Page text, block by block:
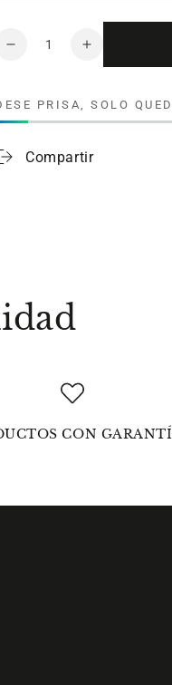
Cantidad
Reducir
Toalla
para
bordar
Bella
Aumentar
cantidad
Toalla
para
bordar
Bella
PRISA, SOLO
Compartir
CON